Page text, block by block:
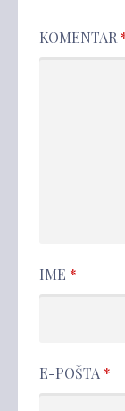
KOMENTAR
IME *
E-POŠTA *